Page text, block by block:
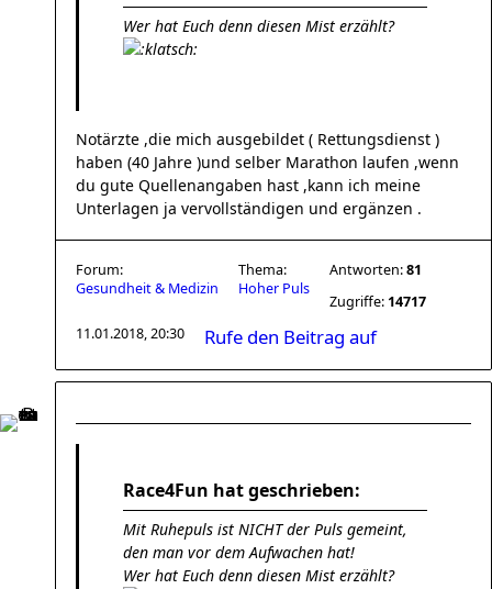
Wer hat Euch denn diesen Mist erzählt?
Notärzte ,die mich ausgebildet ( Rettungsdienst )
haben (40 Jahre )und selber Marathon laufen ,wenn
du gute Quellenangaben hast ,kann ich meine
Unterlagen ja vervollständigen und ergänzen .
Forum:
Gesundheit & Medizin
Thema:
Hoher Puls
Antworten:81
Zugriffe: 14717
11.01.2018, 20:30
Rufe den Beitrag auf
Race4Fun hat geschrieben:
Mit Ruhepuls ist NICHT der Puls gemeint,
den man vor dem Aufwachen hat!
Wer hat Euch denn diesen Mist erzählt?